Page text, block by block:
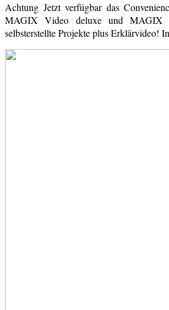
Achtung Jetzt verfügbar das
MAGIX Video deluxe und
selbsterstellte Projekte plus Erklärvideo!